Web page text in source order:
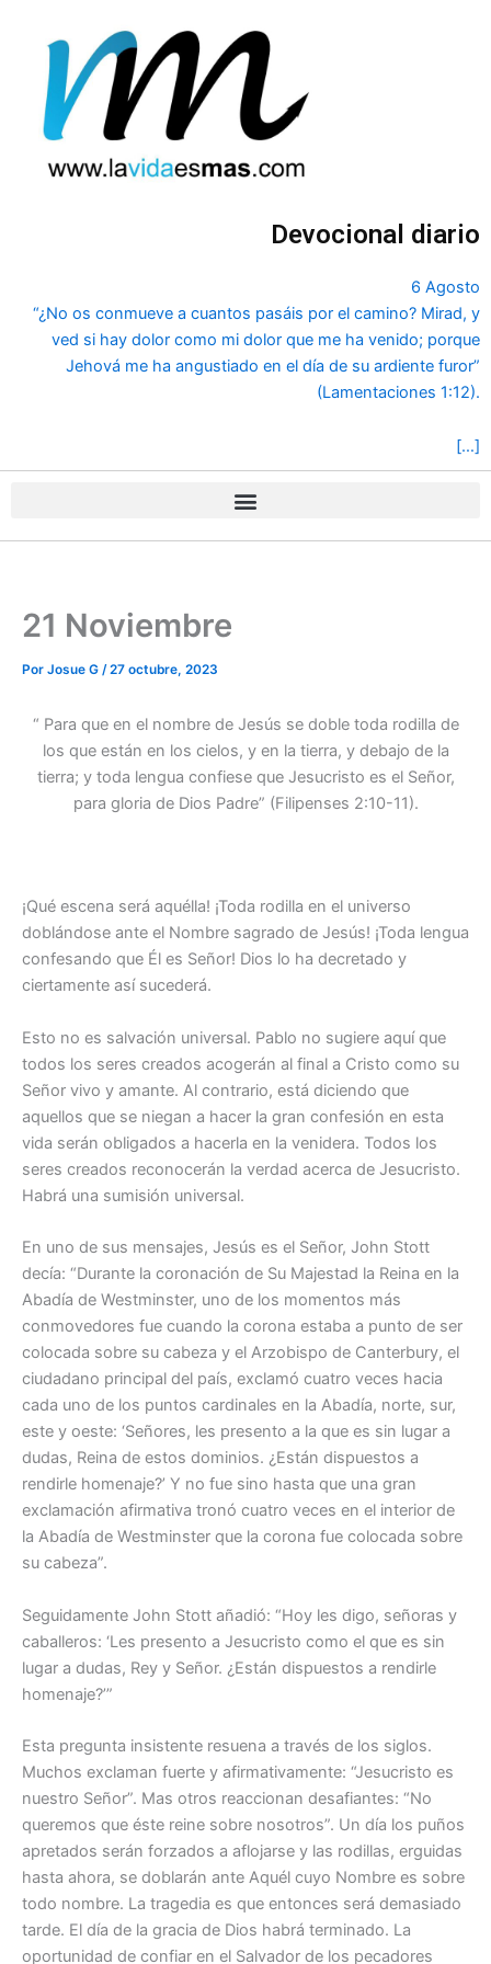
contenido
Devocional diario
6 Agosto
“¿No os conmueve a cuantos pasáis por el camino? Mirad, y
ved si hay dolor como mi dolor que me ha venido; porque
Jehová me ha angustiado en el día de su ardiente furor”
(Lamentaciones 1:12).
[…]
21 Noviembre
Por Josue G /27 octubre, 2023
“ Para que en el nombre de Jesús se doble toda rodilla de
los que están en los cielos, y en la tierra, y debajo de la
tierra; y toda lengua confiese que Jesucristo es el Señor,
para gloria de Dios Padre” (Filipenses 2:10-11).
¡Qué escena será aquélla! ¡Toda rodilla en el universo
doblándose ante el Nombre sagrado de Jesús! ¡Toda lengua
confesando que Él es Señor! Dios lo ha decretado y
ciertamente así sucederá.
Esto no es salvación universal. Pablo no sugiere aquí que
todos los seres creados acogerán al final a Cristo como su
Señor vivo y amante. Al contrario, está diciendo que
aquellos que se niegan a hacer la gran confesión en esta
vida serán obligados a hacerla en la venidera. Todos los
seres creados reconocerán la verdad acerca de Jesucristo.
Habrá una sumisión universal.
En uno de sus mensajes, Jesús es el Señor, John Stott
decía: “Durante la coronación de Su Majestad la Reina en la
Abadía de Westminster, uno de los momentos más
conmovedores fue cuando la corona estaba a punto de ser
colocada sobre su cabeza y el Arzobispo de Canterbury, el
ciudadano principal del país, exclamó cuatro veces hacia
cada uno de los puntos cardinales en la Abadía, norte, sur,
este y oeste: ‘Señores, les presento a la que es sin lugar a
dudas, Reina de estos dominios. ¿Están dispuestos a
rendirle homenaje?’ Y no fue sino hasta que una gran
exclamación afirmativa tronó cuatro veces en el interior de
la Abadía de Westminster que la corona fue colocada sobre
su cabeza”.
Seguidamente John Stott añadió: “Hoy les digo, señoras y
caballeros: ‘Les presento a Jesucristo como el que es sin
lugar a dudas, Rey y Señor. ¿Están dispuestos a rendirle
homenaje?’”
Esta pregunta insistente resuena a través de los siglos.
Muchos exclaman fuerte y afirmativamente: “Jesucristo es
nuestro Señor”. Mas otros reaccionan desafiantes: “No
queremos que éste reine sobre nosotros”. Un día los puños
apretados serán forzados a aflojarse y las rodillas, erguidas
hasta ahora, se doblarán ante Aquél cuyo Nombre es sobre
todo nombre. La tragedia es que entonces será demasiado
tarde. El día de la gracia de Dios habrá terminado. La
oportunidad de confiar en el Salvador de los pecadores